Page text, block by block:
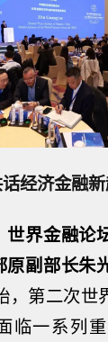
经济金融
世界金融论
原副部长朱
，第二次世
临一系列